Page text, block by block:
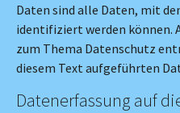
Daten sind alle Daten, mit
identifiziert werden können.
zum Thema Datenschutz
diesem Text aufgeführten
Datenerfassung auf